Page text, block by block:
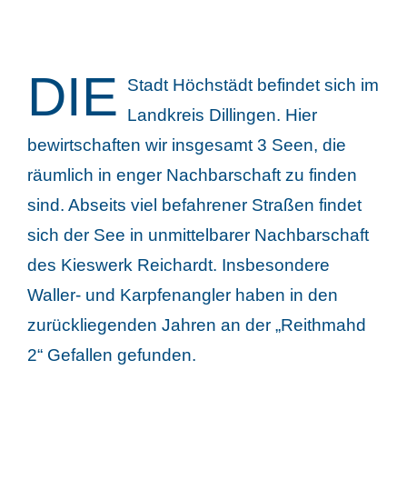
DIE
Stadt Höchstädt befindet sich im
Landkreis Dillingen. Hier
bewirtschaften wir insgesamt 3 Seen, die
räumlich in enger Nachbarschaft zu finden
sind. Abseits viel befahrener Straßen findet
sich der See in unmittelbarer Nachbarschaft
des Kieswerk Reichardt. Insbesondere
Waller- und Karpfenangler haben in den
zurückliegenden Jahren an der „Reithmahd
2“ Gefallen gefunden.